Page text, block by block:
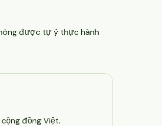
được tự ý thực hành
đồng Việt.